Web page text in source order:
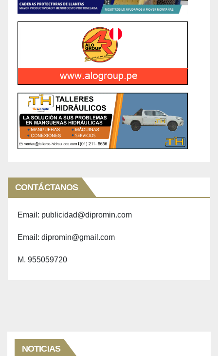
CONTÁCTANOS
Email: publicidad@dipromin.com
Email: dipromin@gmail.com
M. 955059720
NOTICIAS